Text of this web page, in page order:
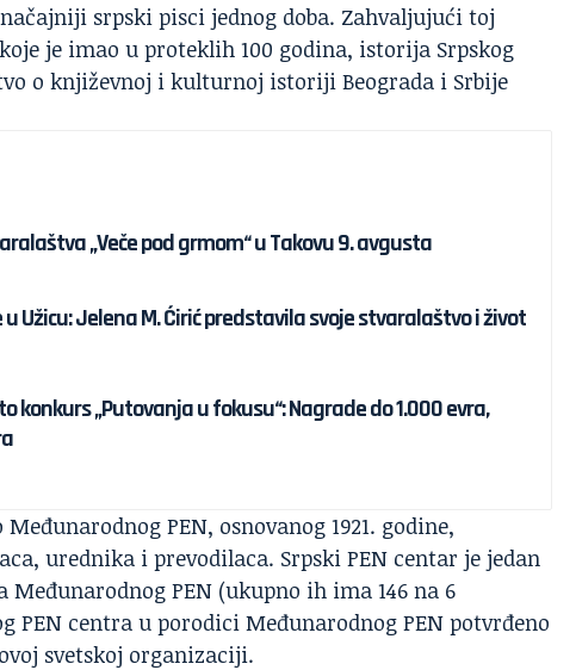
srpski pisci jednog doba. Zahvaljujući toj
je imao u proteklih 100 godina, istorija Srpskog
o književnoj i kulturnoj istoriji Beograda i Srbije
„Veče pod grmom“ u Takovu 9. avgusta
Užicu: Jelena M. Ćirić predstavila svoje stvaralaštvo i život
konkurs „Putovanja u fokusu“: Nagrade do 1.000 evra,
PEN, osnovanog 1921. godine,
urednika i prevodilaca. Srpski PEN centar je jedan
PEN (ukupno ih ima 146 na 6
PEN centra u porodici Međunarodnog PEN potvrđeno
svetskoj organizaciji.